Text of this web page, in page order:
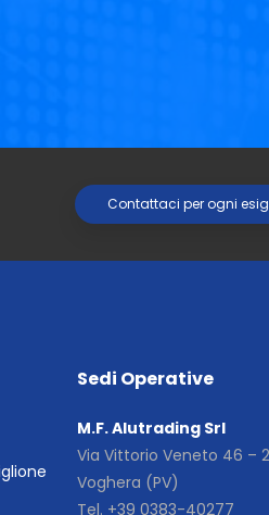
Contattaci per ogni
Sedi Operative
M.F. Alutrading Srl
Via Vittorio Veneto 46 –
Voghera (PV)
Tel. +39 0383-40277